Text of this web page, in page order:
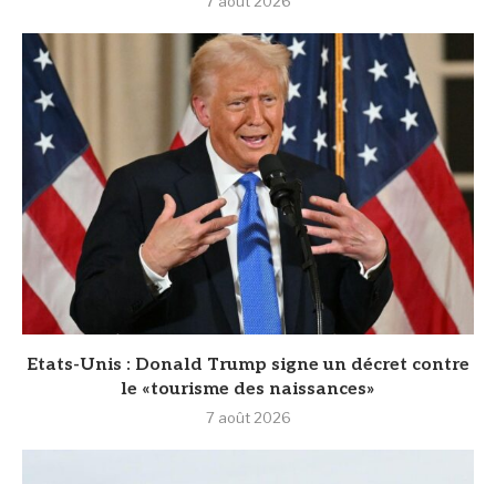
Etats-Unis : Donald Trump signe un décret contre
le «tourisme des naissances»
7 août 2026